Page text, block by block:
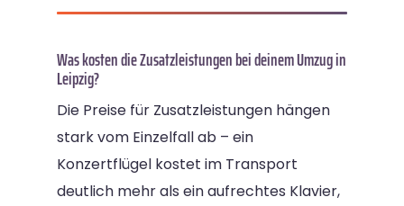
Was kosten die Zusatzleistungen bei deinem Umzug in
Leipzig?
Die Preise für Zusatzleistungen hängen
stark vom Einzelfall ab – ein
Konzertflügel kostet im Transport
deutlich mehr als ein aufrechtes Klavier,